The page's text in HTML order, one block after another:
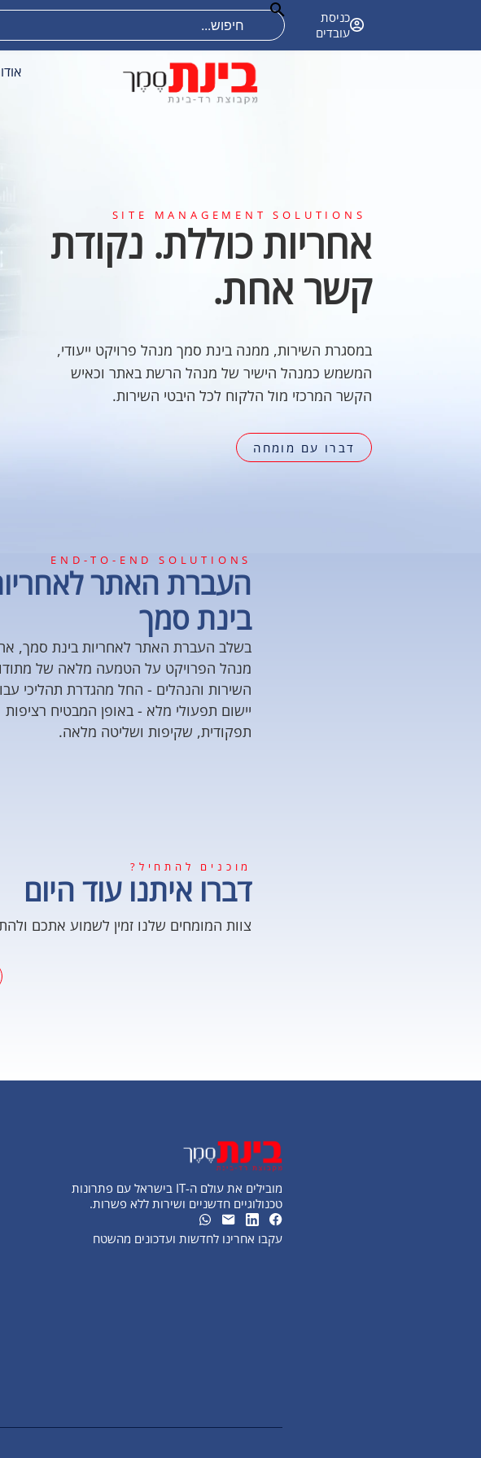
כניסת
עובדים
קריירה פתרונות טכנולוגיים פתרונות BPO
אחריות כוללת. נקודת
קשר אחת.
במסגרת השירות, ממנה בינת סמך מנהל פרויקט ייעודי,
המשמש כמנהל הישיר של מנהל הרשת באתר וכאיש
הקשר המרכזי מול הלקוח לכל היבטי השירות.
דברו עם מומחה
END-TO-END SOLUTIONS
העברת האתר
בינת סמך
בשלב העברת האתר לאחריות בינת סמך,
מנהל הפרויקט על הטמעה מלאה של
השירות והנהלים - החל מהגדרת תהליכי
יישום תפעולי מלא - באופן המבטיח רציפות
תפקודית, שקיפות ושליטה מלאה.
מוכנים להתחיל?
דברו איתנו עוד היום
צוות המומחים שלנו זמין לשמוע אתכם
מובילים את עולם ה-IT בישראל עם פתרונות
טכנולוגיים חדשניים ושירות ללא פשרות.
עקבו אחרינו לחדשות ועדכונים מהשטח